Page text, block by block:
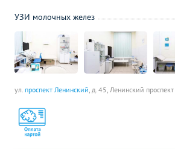
ул. проспект Ленинский, д. 45, Ленинский
УЗИ молочных желез